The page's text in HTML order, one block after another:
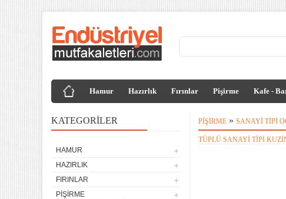
Hamur Hazırlık Fırınlar Pişirme Kafe -
KATEGORILER
HAMUR
HAZIRLIK
FIRINLAR
PIŞIRME
PIŞIRME » SANAYI TIPI
TÜPLÜ SANAYI TIPI